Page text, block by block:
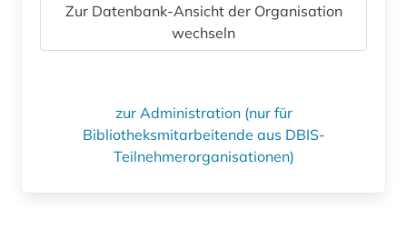
Zur Datenbank-Ansicht der Organisation
wechseln
zur Administration (nur für
Bibliotheksmitarbeitende aus DBIS-
Teilnehmerorganisationen)